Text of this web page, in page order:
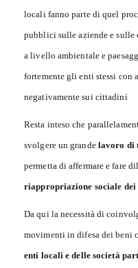
locali fanno parte di quel
pubblici sulle aziende e
a livello ambientale e
fortemente gli enti stessi con
negativamente sui cittadini
Resta inteso che
svolgere un grande lavoro di
permetta di affermare e fare
riappropriazione sociale dei
Da qui la necessità di
movimenti in difesa dei beni
enti locali e delle società